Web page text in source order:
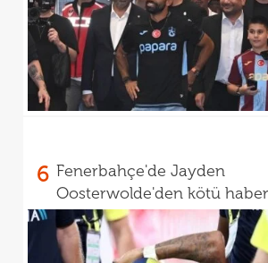
6 Fenerbahçe'de Jayden
Oosterwolde'den kötü haber